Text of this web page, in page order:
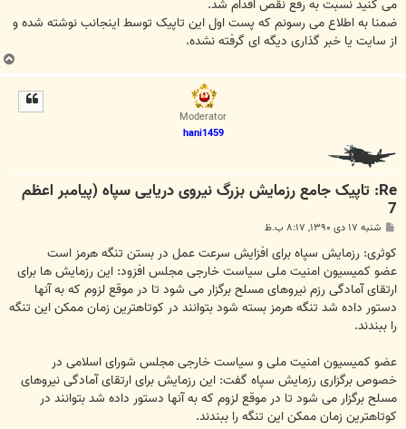
می کنید نسبت به رفع نقص اقدام شد.
ضمنا به اطلاع می رسونم که پست اول این تاپیک توسط اینجانب نوشته شده و
از سایت یا خبر گذاری دیگه ای گرفته نشده.
Moderator
hani1459
Re: تاپیک جامع رزمایش بزرگ نیروی دریایی سپاه (پیامبر اعظم
7
ت
شنبه ۱۷ دی ۱۳۹۰, ۸:۱۷ ب.ظ
کوثری: رزمایش سپاه برای افزایش سرعت عمل در بستن تنگه هرمز است
عضو کمیسیون امنیت ملی سیاست خارجی مجلس افزود: این رزمایش ها برای
ارتقای آمادگی رزم نیروهای مسلح برگزار می شود تا در موقع لزوم که به آنها
دستور داده شد تنگه هرمز بسته شود بتوانند در کوتاهترین زمان ممکن این تنگه
را ببندند.
عضو کمیسیون امنیت ملی و سیاست خارجی مجلس شورای اسلامی در
خصوص برگزاری رزمایش سپاه گفت: این رزمایش برای ارتقای آمادگی نیروهای
مسلح برگزار می شود تا در موقع لزوم که به آنها دستور داده شد بتوانند در
کوتاهترین زمان ممکن این تنگه را ببندند.